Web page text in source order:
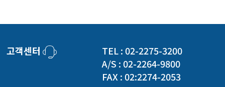
고객센터
TEL : 02-2275-3200
A/S : 02-2264-9800
FAX : 02:2274-2053